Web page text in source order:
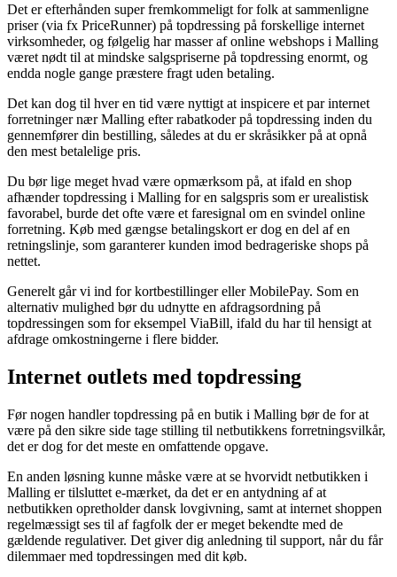
Det er efterhånden super fremkommeligt for folk at sammenligne
priser (via fx PriceRunner) på topdressing på forskellige internet
virksomheder, og følgelig har masser af online webshops i Malling
været nødt til at mindske salgspriserne på topdressing enormt, og
endda nogle gange præstere fragt uden betaling.
Det kan dog til hver en tid være nyttigt at inspicere et par internet
forretninger nær Malling efter rabatkoder på topdressing inden du
gennemfører din bestilling, således at du er skråsikker på at opnå
den mest betalelige pris.
Du bør lige meget hvad være opmærksom på, at ifald en shop
afhænder topdressing i Malling for en salgspris som er urealistisk
favorabel, burde det ofte være et faresignal om en svindel online
forretning. Køb med gængse betalingskort er dog en del af en
retningslinje, som garanterer kunden imod bedrageriske shops på
nettet.
Generelt går vi ind for kortbestillinger eller MobilePay. Som en
alternativ mulighed bør du udnytte en afdragsordning på
topdressingen som for eksempel ViaBill, ifald du har til hensigt at
afdrage omkostningerne i flere bidder.
Internet outlets med topdressing
Før nogen handler topdressing på en butik i Malling bør de for at
være på den sikre side tage stilling til netbutikkens forretningsvilkår,
det er dog for det meste en omfattende opgave.
En anden løsning kunne måske være at se hvorvidt netbutikken i
Malling er tilsluttet e-mærket, da det er en antydning af at
netbutikken opretholder dansk lovgivning, samt at internet shoppen
regelmæssigt ses til af fagfolk der er meget bekendte med de
gældende regulativer. Det giver dig anledning til support, når du får
dilemmaer med topdressingen med dit køb.